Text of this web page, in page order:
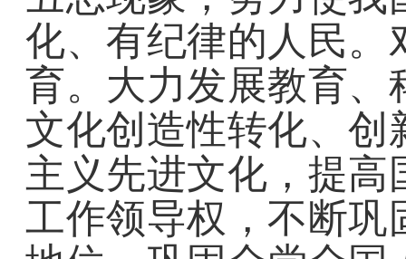
化、有纪律的人民。
育。大力发展教育、
文化创造性转化、
主义先进文化，提
工作领导权，不断巩